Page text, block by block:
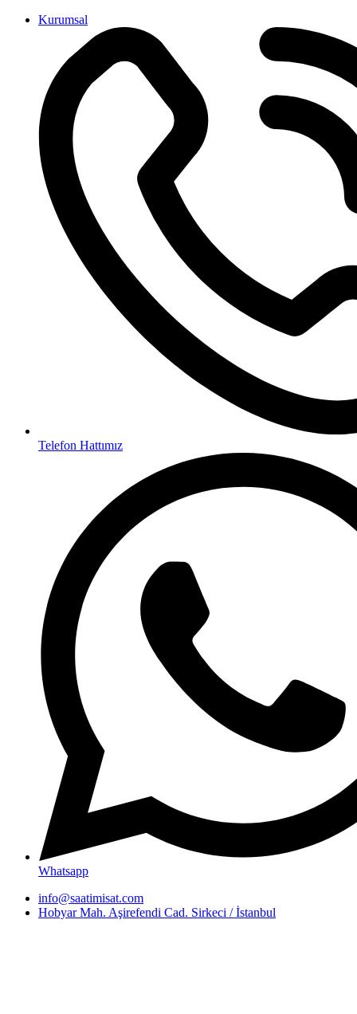
İçeriğeKurumsal
Telefon Hattımız
Whatsapp
info@saatimisat.com
Hobyar Mah. Aşirefendi Cad. Sirkeci / İstanbul